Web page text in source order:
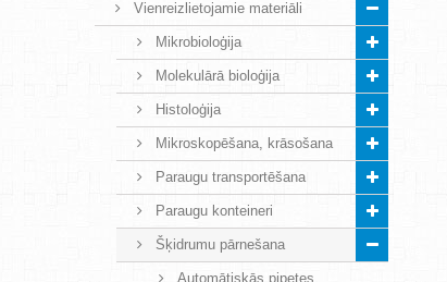
Vienreizlietojamie materiāli
Mikrobioloģija
Molekulārā bioloģija
Histoloģija
Mikroskopēšana, krāsošana
Paraugu transportēšana
Paraugu konteineri
Šķidrumu pārnešana
Automātiskās pipetes